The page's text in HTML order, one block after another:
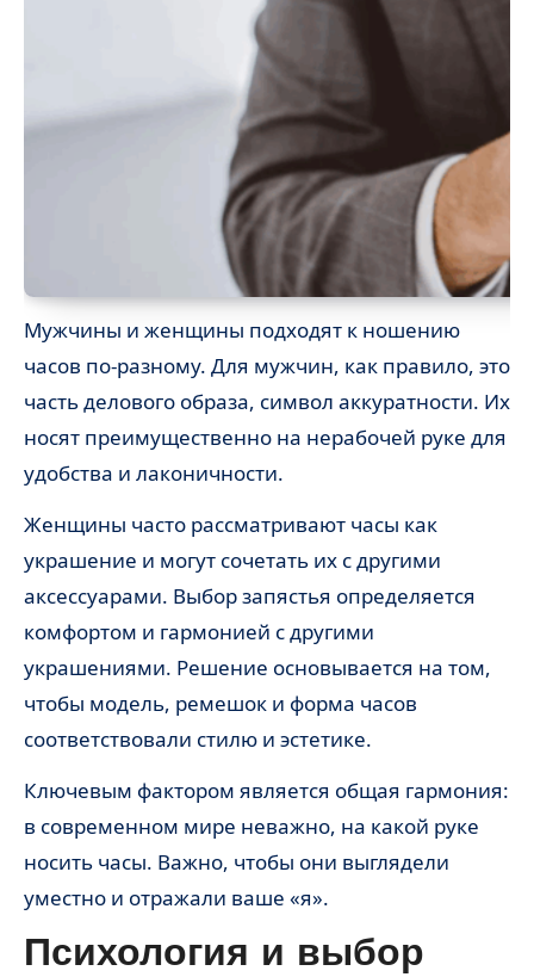
Мужчины и женщины подходят к ношению
часов по-разному. Для мужчин, как правило, это
часть делового образа, символ аккуратности. Их
носят преимущественно на нерабочей руке для
удобства и лаконичности.
Женщины часто рассматривают часы как
украшение и могут сочетать их с другими
аксессуарами. Выбор запястья определяется
комфортом и гармонией с другими
украшениями. Решение основывается на том,
чтобы модель, ремешок и форма часов
соответствовали стилю и эстетике.
Ключевым фактором является общая гармония:
в современном мире неважно, на какой руке
носить часы. Важно, чтобы они выглядели
уместно и отражали ваше «я».
Психология и выбор